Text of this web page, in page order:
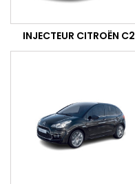
INJECTEUR CITROËN C2